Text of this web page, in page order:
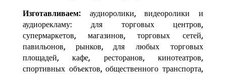
Изготавливаем:аудиоролики, видеоролики и
аудиорекламу: для торговых центров,
супермаркетов, магазинов, торговых сетей,
павильонов, рынков, для любых торговых
площадей, кафе, ресторанов, кинотеатров,
спортивных объектов, общественного транспорта,